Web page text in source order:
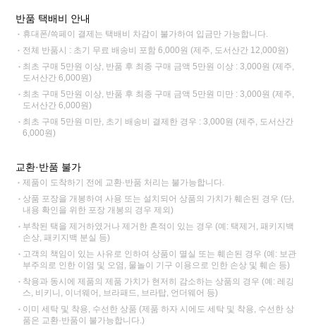
반품 택배비 안내
휴대폰/쓱페이 결제는 택배비 차감이 불가하여 입금만 가능합니다.
전체 반품시 : 초기 무료 배송비 포함 6,000원 (제주, 도서산간 12,000원)
최초 구매 5만원 이상, 반품 후 최종 구매 금액 5만원 이상 : 3,000원 (제주,
도서산간 6,000원)
최초 구매 5만원 이상, 반품 후 최종 구매 금액 5만원 미만 : 3,000원 (제주,
도서산간 6,000원)
최초 구매 5만원 미만, 초기 배송비 결제한 경우 : 3,000원 (제주, 도서산간
6,000원)
교환·반품 불가
제품이 도착하기 전에 교환·반품 처리는 불가능합니다.
상품 포장을 개봉하여 사용 또는 설치되어 상품의 가치가 훼손된 경우 (단,
내용 확인을 위한 포장 개봉의 경우 제외)
부착된 택을 제거하였거나 제거한 흔적이 있는 경우 (예: 택제거, 패키지백
손상, 패키지백 분실 등)
고객의 책임이 있는 사유로 인하여 상품이 멸실 또는 훼손된 경우 (예: 보관
부주의로 인한 이염 및 오염, 물놀이 기구 이용으로 인한 손상 및 훼손 등)
착용과 동시에 제품의 제품 가치가 현저히 감소하는 상품의 경우 (예: 레깅
스, 비키니, 이너웨어, 브라패드, 브라탑, 언더웨어 등)
이미 세탁 및 착용, 수선한 상품 (제품 하자 시에도 세탁 및 착용, 수선한 상
품은 교환·반품이 불가능합니다.)